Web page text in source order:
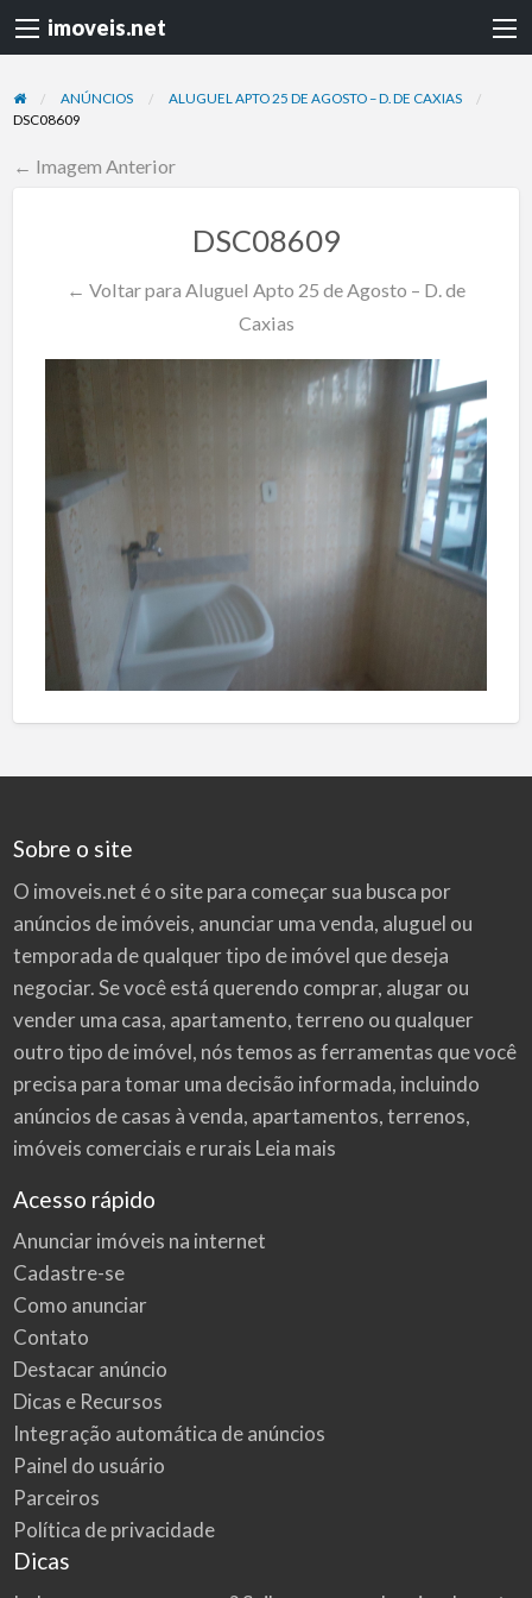
imoveis.net
ANÚNCIOS
ALUGUEL APTO 25 DE AGOSTO – D. DE CAXIAS
DSC08609
← Imagem Anterior
DSC08609
← Voltar para Aluguel Apto 25 de Agosto – D. de
Caxias
Sobre o site
O imoveis.net é o site para começar sua busca por
anúncios de imóveis, anunciar uma venda, aluguel ou
temporada de qualquer tipo de imóvel que deseja
negociar. Se você está querendo comprar, alugar ou
vender uma casa, apartamento, terreno ou qualquer
outro tipo de imóvel, nós temos as ferramentas que você
precisa para tomar uma decisão informada, incluindo
anúncios de casas à venda, apartamentos, terrenos,
imóveis comerciais e rurais Leia mais
Acesso rápido
Anunciar imóveis na internet
Cadastre-se
Como anunciar
Contato
Destacar anúncio
Dicas e Recursos
Integração automática de anúncios
Painel do usuário
Parceiros
Política de privacidade
Dicas